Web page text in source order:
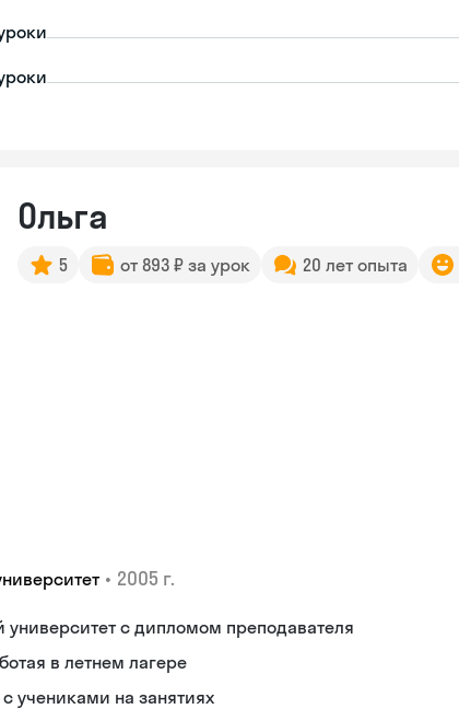
Ольга
5 от 893 ₽ за урок 20 лет опыта
• 2005 г.
университет с дипломом преподавателя
в летнем лагере
учениками на занятиях